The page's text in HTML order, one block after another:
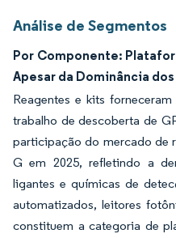
Análise de Segmentos
Por Componente:
Apesar da Dominância
Reagentes e kits
trabalho de descoberta de
participação do mercado de
G em 2025, refletindo a
ligantes e químicas de
automatizados, leitores
constituem a categoria de